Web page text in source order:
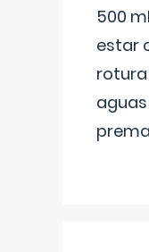
500
estar